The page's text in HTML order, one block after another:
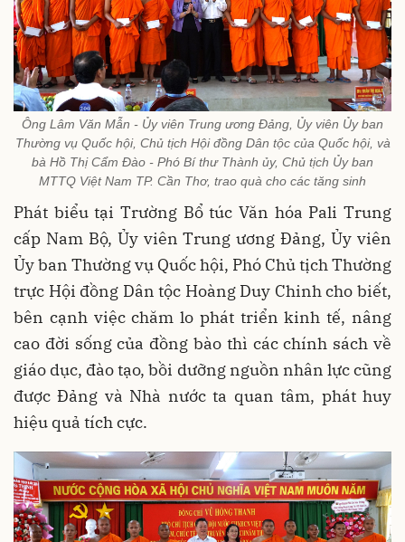
Ông Lâm Văn Mẫn - Ủy viên Trung ương Đảng, Ủy viên Ủy ban
Thường vụ Quốc hội, Chủ tịch Hội đồng Dân tộc của Quốc hội, và
bà Hồ Thị Cẩm Đào - Phó Bí thư Thành ủy, Chủ tịch Ủy ban
MTTQ Việt Nam TP. Cần Thơ, trao quà cho các tăng sinh
Phát biểu tại Trường Bổ túc Văn hóa Pali Trung
cấp Nam Bộ, Ủy viên Trung ương Đảng, Ủy viên
Ủy ban Thường vụ Quốc hội, Phó Chủ tịch Thường
trực Hội đồng Dân tộc Hoàng Duy Chinh cho biết,
bên cạnh việc chăm lo phát triển kinh tế, nâng
cao đời sống của đồng bào thì các chính sách về
giáo dục, đào tạo, bồi dưỡng nguồn nhân lực cũng
được Đảng và Nhà nước ta quan tâm, phát huy
hiệu quả tích cực.